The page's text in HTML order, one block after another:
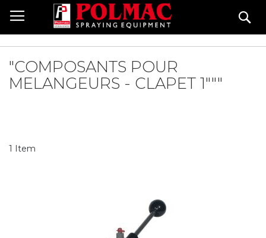
Skip
to
Content
"COMPOSANTS POUR
MELANGEURS - CLAPET 1"""
1 Item